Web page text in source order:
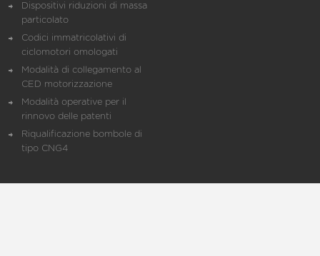
Dispositivi riduzioni di massa
particolato
Codici immatricolativi di
ciclomotori omologati
Modalità di collegamento al
CED motorizzazione
Modalità operative per il
rinnovo delle patenti
Riqualificazione bombole di
tipo CNG4